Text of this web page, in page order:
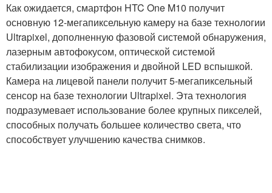
Как ожидается, смартфон HTC One M10 получит
основную 12-мегапиксельную камеру на базе технологии
Ultrapixel, дополненную фазовой системой обнаружения,
лазерным автофокусом, оптической системой
стабилизации изображения и двойной LED вспышкой.
Камера на лицевой панели получит 5-мегапиксельный
сенсор на базе технологии Ultrapixel. Эта технология
подразумевает использование более крупных пикселей,
способных получать большее количество света, что
способствует улучшению качества снимков.